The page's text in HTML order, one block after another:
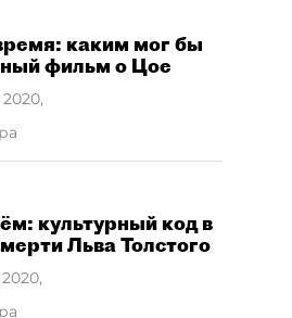
каким мог бы
фильм о Цое
2020,
культурный код в
Льва Толстого
,